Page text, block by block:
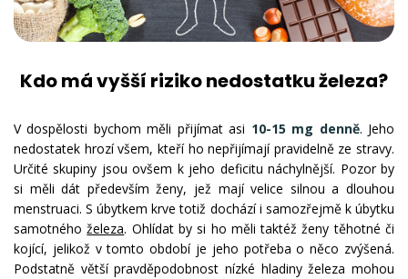
Kdo má vyšší riziko nedostatku železa?
V dospělosti bychom měli přijímat asi 10-15 mg denně. Jeho
nedostatek hrozí všem, kteří ho nepřijímají pravidelně ze stravy.
Určité skupiny jsou ovšem k jeho deficitu náchylnější. Pozor by
si měli dát především ženy, jež mají velice silnou a dlouhou
menstruaci. S úbytkem krve totiž dochází i samozřejmě k úbytku
samotnéhoželeza. Ohlídat by si ho měli taktéž ženy těhotné či
kojící, jelikož v tomto období je jeho potřeba o něco zvýšená.
Podstatně větší pravděpodobnost nízké hladiny železa mohou